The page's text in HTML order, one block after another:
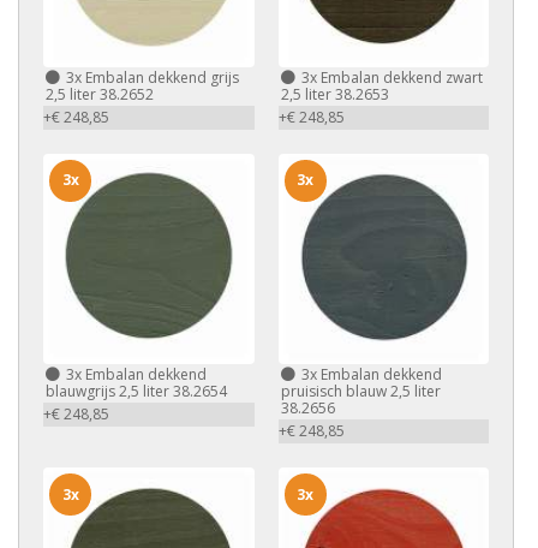
3x Embalan dekkend grijs
2,5 liter 38.2652
+€ 248,85
3xEmbalan dekkend zwart
2,5 liter 38.2653
+€ 248,85
3x Embalan dekkend
blauwgrijs 2,5 liter 38.2654
+€ 248,85
3x
3xEmbalan dekkend
pruisisch blauw 2,5 liter
38.2656
+€ 248,85
3x
3x 3x